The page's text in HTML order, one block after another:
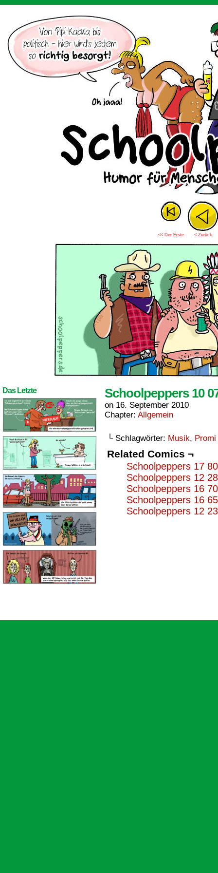
<< Der Erste < Zurück
Das Letzte Schoolpeppers 10
on 16. September 2010
Chapter: Allgemein
└ Schlagwörter: Musik, Promi
Related Comics ¬
Schoolpeppers 17
Schoolpeppers 12
Schoolpeppers 16
Schoolpeppers 16
Schoolpeppers 12